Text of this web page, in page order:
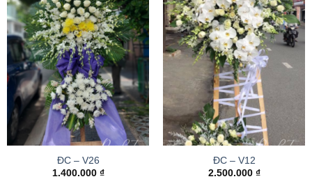
ĐC – V26
1.400.000 ₫
ĐC – V12
2.500.000 ₫